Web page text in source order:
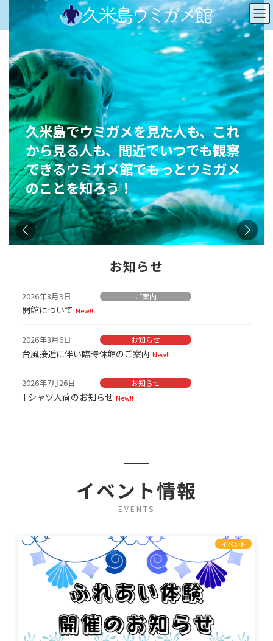
テ
ゲ
久米島でウミガメを見た人も、これ
から見る人も、間近でいつでも観察
できるウミガメ館でもっとウミガメ
のことを知ろう！！
久米島でウミガメを見た人も、これ
から見る人も、間近でいつでも観察
できるウミガメ館でもっとウミガメ
のことを知ろう！
お知らせ
2026年8月9日 ご案内
開館について New!!
2026年8月6日 お知らせ
台風接近に伴い臨時休館のご案内 New!!
2026年7月26日 お知らせ
Tシャツ入荷のお知らせ New!!
イベント情報
EVENTS
イベント